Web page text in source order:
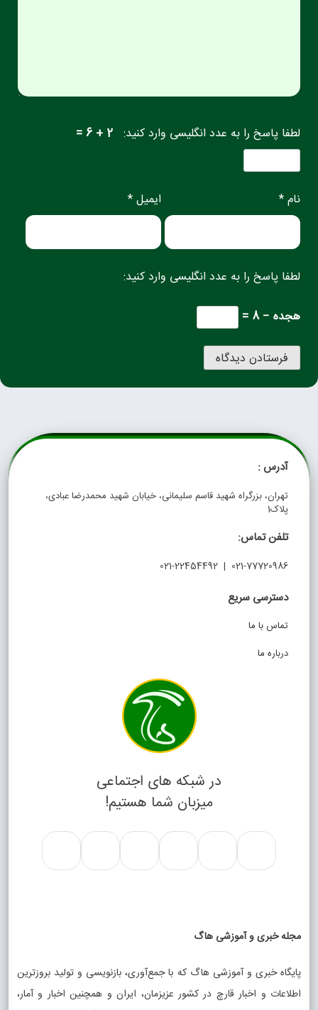
لطفا پاسخ را به عدد انگلیسی وارد کنید: 2 + 6 =
نام * ایمیل *
لطفا پاسخ را به عدد انگلیسی وارد کنید:
هجده − 8 =
آدرس :
تهران، بزرگراه شهید قاسم سلیمانی، خیابان شهید محمدرضا عبادی،
پلاک1
تلفن تماس:
021-77720986 | 021-22454492
دسترسی سریع
تماس با ما
درباره ما
در شبکه های اجتماعی
میزبان شما هستیم!
مجله خبری و آموزشی هاگ
پایگاه خبری و آموزشی هاگ که با جمع‌آوری، بازنویسی و تولید بروزترین
اطلاعات و اخبار قارچ در کشور عزیزمان، ایران و همچنین اخبار و آمار،